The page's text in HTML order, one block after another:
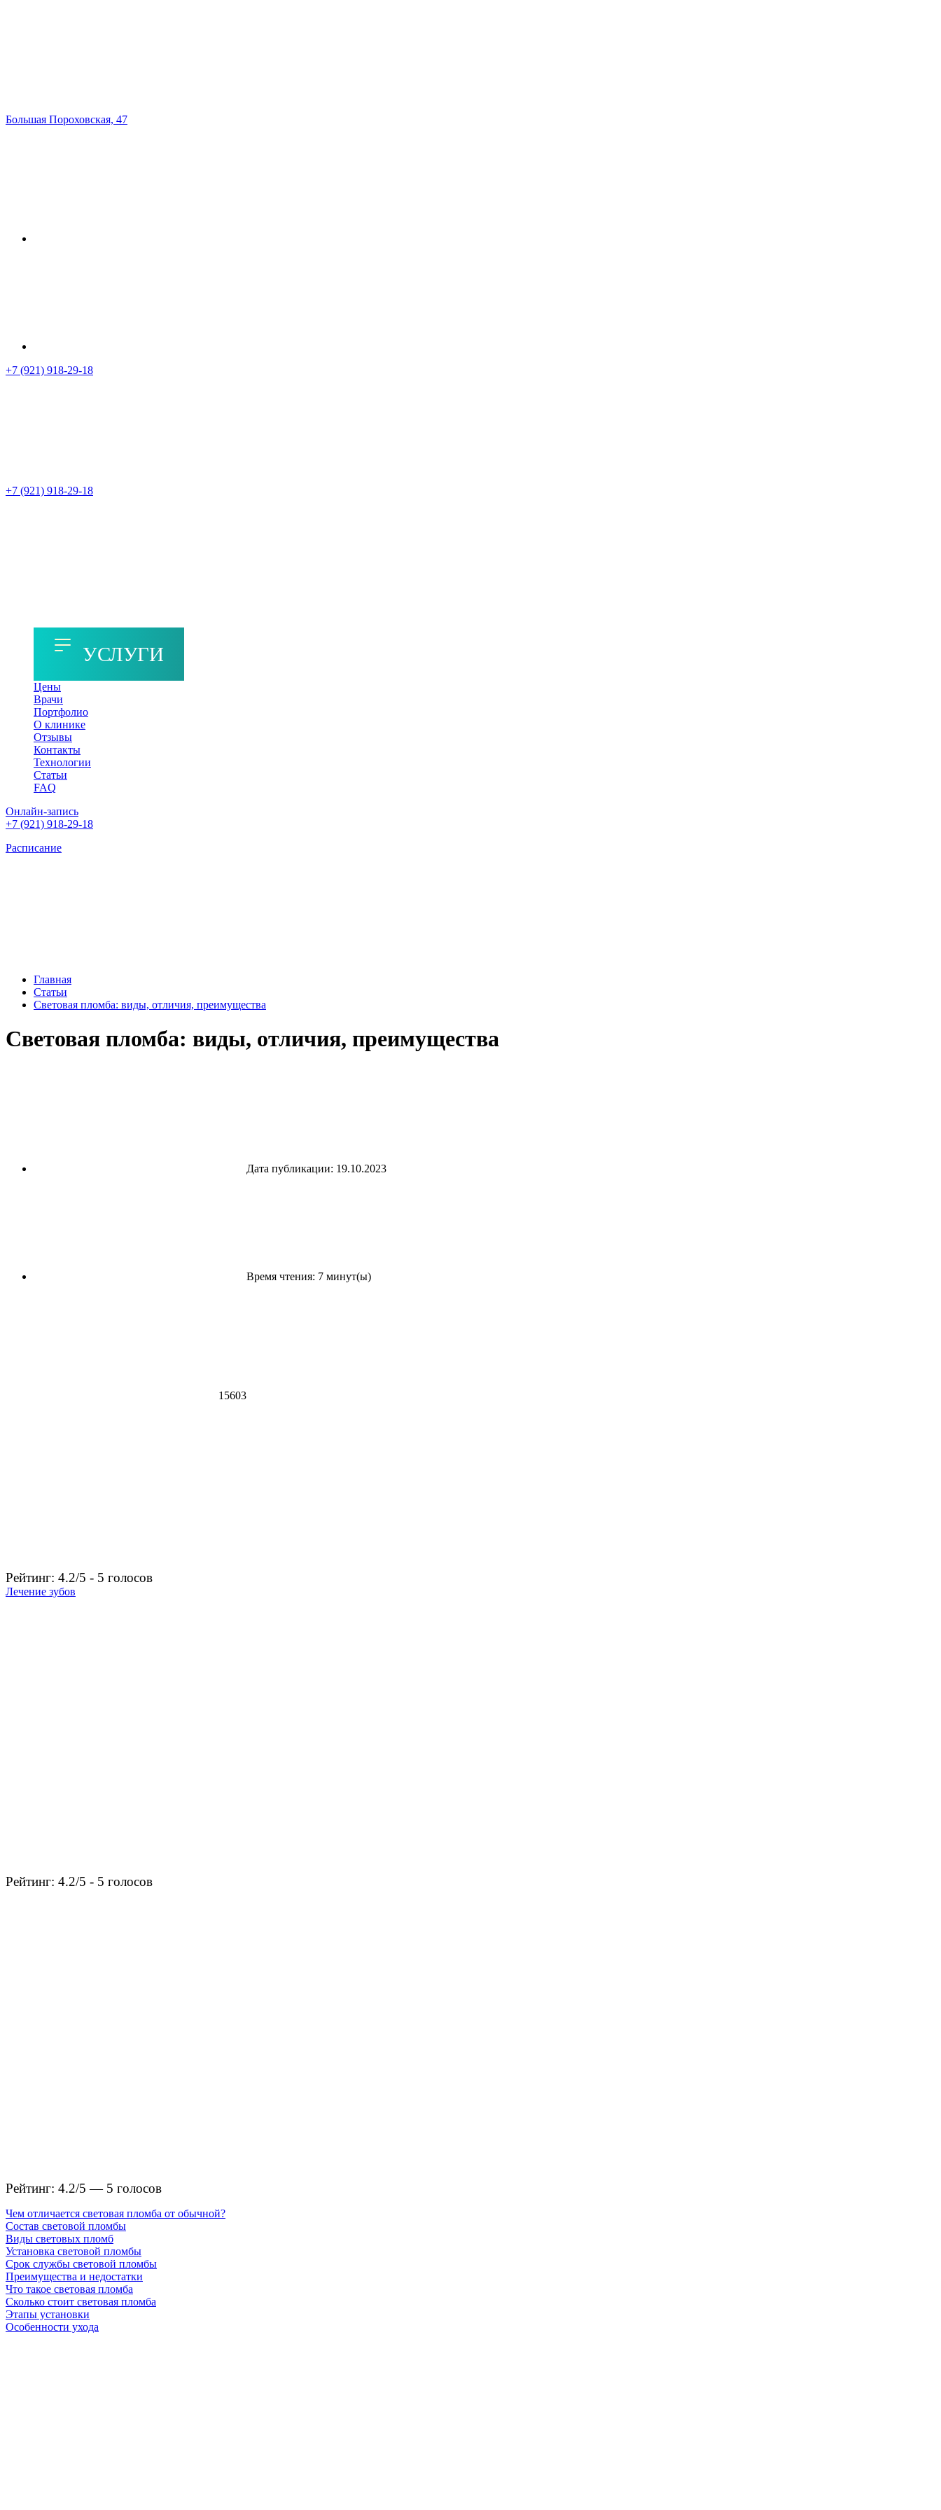
Большая Пороховская, 47
+7 (921) 918-29-18
+7 (921) 918-29-18
УСЛУГИ
Цены
Врачи
Портфолио
О клинике
Отзывы
Контакты
Технологии
Статьи
FAQ
Онлайн-запись
+7 (921) 918-29-18
Расписание
Главная
Статьи
Световая пломба: виды, отличия, преимущества
Световая пломба: виды, отличия, преимущества
Дата публикации: 19.10.2023
Время чтения: 7 минут(ы)
15603
Рейтинг: 4.2/5 - 5 голосов
Лечение зубов
Рейтинг: 4.2/5 - 5 голосов
Рейтинг: 4.2/5 — 5 голосов
Чем отличается световая пломба от обычной?
Состав световой пломбы
Виды световых пломб
Установка световой пломбы
Срок службы световой пломбы
Преимущества и недостатки
Что такое световая пломба
Сколько стоит световая пломба
Этапы установки
Особенности ухода